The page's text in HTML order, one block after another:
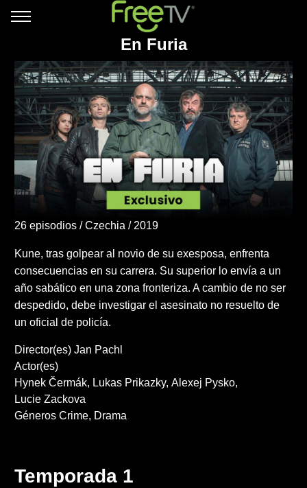
En Furia
26 episodios Czechia 2019
Kune, tras golpear al novio de su exesposa, enfrenta
consecuencias en su carrera. Su superior lo envía a un
año sabático en una zona fronteriza. A cambio de no ser
despedido, debe investigar el asesinato no resuelto de
un oficial de policía.
Director(es) Jan Pachl
Actor(es)
Hynek Čermák
Lukas Prikazky Alexej Pysko
Lucie Zackova
Géneros Crime Drama
Temporada 1